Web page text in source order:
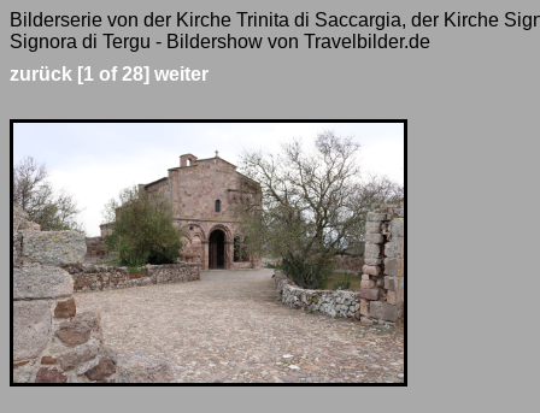
Bilderserie von der Kirche Trinita di Saccargia, der Kirche
Signora di Tergu - Bildershow von Travelbilder.de
zurück [1 of 28] weiter